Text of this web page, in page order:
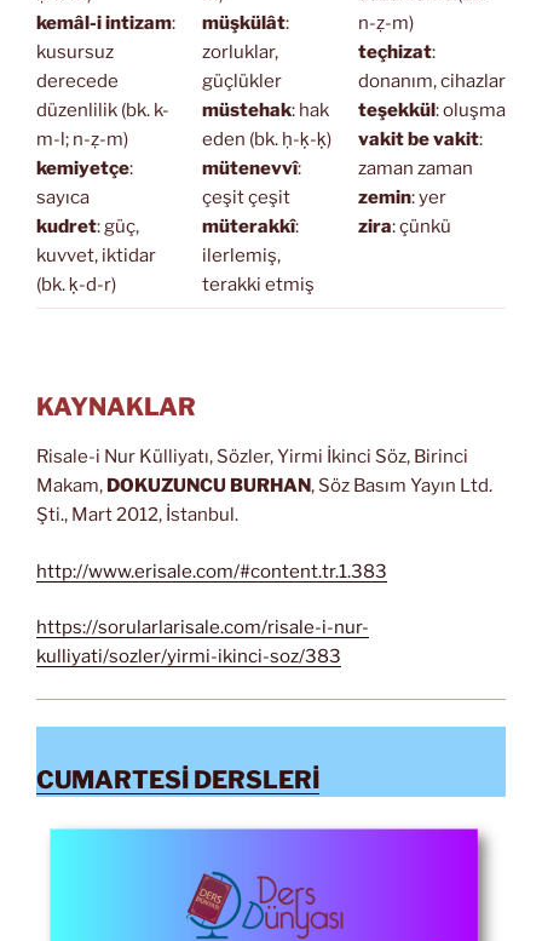
kemâl-i intizam:
kusursuz
derecede
düzenlilik (bk. k-
m-l; n-ẓ-m)
kemiyetçe:
sayıca
kudret: güç,
kuvvet, iktidar
(bk. ḳ-d-r)
müşkülât:
zorluklar,
güçlükler
müstehak: hak
eden (bk. ḥ-ḳ-ḳ)
mütenevvî:
çeşit çeşit
müterakkî:
ilerlemiş,
terakki etmiş
n-ẓ-m)
teçhizat:
donanım, cihazlar
teşekkül: oluşma
vakit be vakit:
zaman zaman
zemin: yer
zira: çünkü
KAYNAKLAR
Risale-i Nur Külliyatı, Sözler, Yirmi İkinci Söz, Birinci
Makam, DOKUZUNCU BURHAN, Söz Basım Yayın Ltd.
Şti., Mart 2012, İstanbul.
http://www.erisale.com/#content.tr.1.383
https://sorularlarisale.com/risale-i-nur-
kulliyati/sozler/yirmi-ikinci-soz/383
CUMARTESİ DERSLERİ